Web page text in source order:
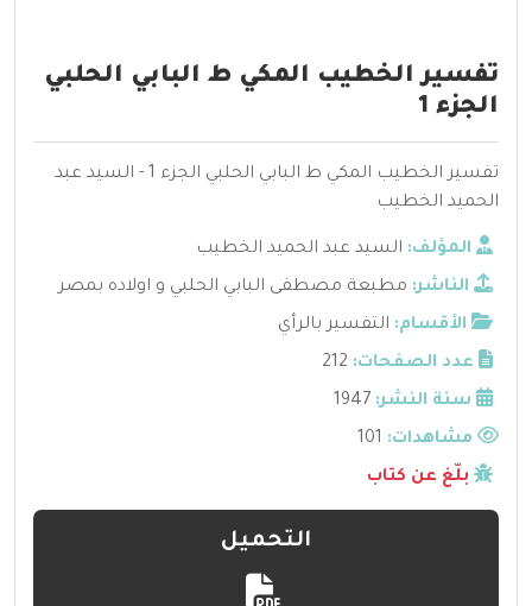
تفسير الخطيب المكي ط البابي الحلبي
الجزء 1
تفسير الخطيب المكي ط البابي الحلبي الجزء 1 - السيد عبد
الحميد الخطيب
المؤلف: السيد عبد الحميد الخطيب
الناشر: مطبعة مصطفى البابي الحلبي و اولاده بمصر
الأقسام: التفسير بالرأي
عدد الصفحات: 212
سنة النشر: 1947
مشاهدات:
بلّغ عن كتاب
التحميل